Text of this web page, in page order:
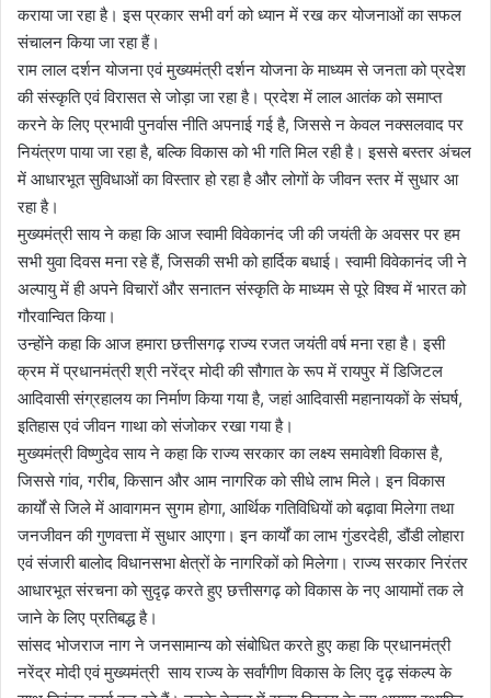
कराया जा रहा है। इस प्रकार सभी वर्ग को ध्यान में रख कर योजनाओं का सफल
संचालन किया जा रहा हैं।
राम लाल दर्शन योजना एवं मुख्यमंत्री दर्शन योजना के माध्यम से जनता को प्रदेश
की संस्कृति एवं विरासत से जोड़ा जा रहा है। प्रदेश में लाल आतंक को समाप्त
करने के लिए प्रभावी पुनर्वास नीति अपनाई गई है, जिससे न केवल नक्सलवाद पर
नियंत्रण पाया जा रहा है, बल्कि विकास को भी गति मिल रही है। इससे बस्तर अंचल
में आधारभूत सुविधाओं का विस्तार हो रहा है और लोगों के जीवन स्तर में सुधार आ
रहा है।
मुख्यमंत्री साय ने कहा कि आज स्वामी विवेकानंद जी की जयंती के अवसर पर हम
सभी युवा दिवस मना रहे हैं, जिसकी सभी को हार्दिक बधाई। स्वामी विवेकानंद जी ने
अल्पायु में ही अपने विचारों और सनातन संस्कृति के माध्यम से पूरे विश्व में भारत को
गौरवान्वित किया।
उन्होंने कहा कि आज हमारा छत्तीसगढ़ राज्य रजत जयंती वर्ष मना रहा है। इसी
क्रम में प्रधानमंत्री श्री नरेंद्र मोदी की सौगात के रूप में रायपुर में डिजिटल
आदिवासी संग्रहालय का निर्माण किया गया है, जहां आदिवासी महानायकों के संघर्ष,
इतिहास एवं जीवन गाथा को संजोकर रखा गया है।
मुख्यमंत्री विष्णुदेव साय ने कहा कि राज्य सरकार का लक्ष्य समावेशी विकास है,
जिससे गांव, गरीब, किसान और आम नागरिक को सीधे लाभ मिले। इन विकास
कार्यों से जिले में आवागमन सुगम होगा, आर्थिक गतिविधियों को बढ़ावा मिलेगा तथा
जनजीवन की गुणवत्ता में सुधार आएगा। इन कार्यों का लाभ गुंडरदेही, डौंडी लोहारा
एवं संजारी बालोद विधानसभा क्षेत्रों के नागरिकों को मिलेगा। राज्य सरकार निरंतर
आधारभूत संरचना को सुदृढ़ करते हुए छत्तीसगढ़ को विकास के नए आयामों तक ले
जाने के लिए प्रतिबद्ध है।
सांसद भोजराज नाग ने जनसामान्य को संबोधित करते हुए कहा कि प्रधानमंत्री
नरेंद्र मोदी एवं मुख्यमंत्री साय राज्य के सर्वांगीण विकास के लिए दृढ़ संकल्प के